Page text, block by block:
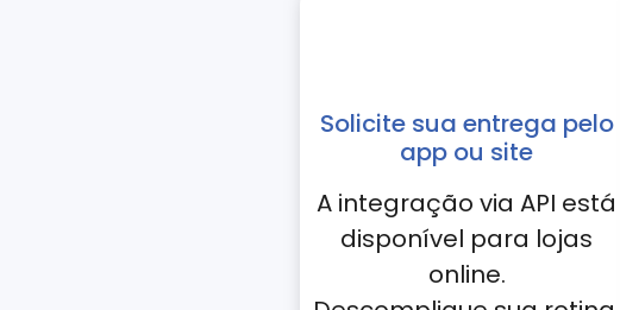
Solicite sua entrega pelo
app ou site
A integração via API está
disponível para lojas
online.